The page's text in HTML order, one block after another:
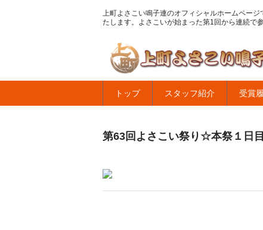
上町よさこい鳴子連のオフィシャルホームペー
たします。よさこいが始まった第1回から連続で
トップ スタッフ紹介 受賞
第63回よさこい祭り☆本祭１日